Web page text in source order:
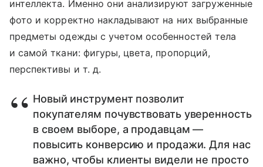
интеллекта. Именно они анализируют загруженные
фото и корректно накладывают на них выбранные
предметы одежды с учетом особенностей тела
и самой ткани: фигуры, цвета, пропорций,
перспективы и т. д.
Новый инструмент позволит
покупателям почувствовать уверенность
в своем выборе, а продавцам —
повысить конверсию и продажи. Для нас
важно, чтобы клиенты видели не просто